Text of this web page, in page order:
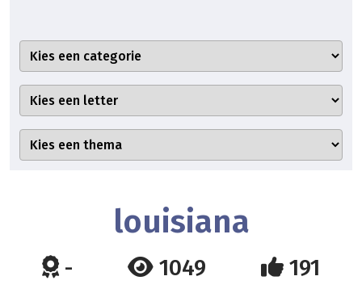
louisiana
- 1049 191